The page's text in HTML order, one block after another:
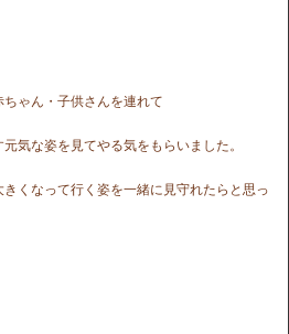
ゃん・子供さんを連れて
気な姿を見てやる気をもらいました。
くなって行く姿を一緒に見守れたらと思っ